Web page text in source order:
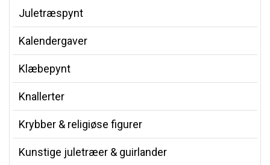
Juletræspynt
Kalendergaver
Klæbepynt
Knallerter
Krybber & religiøse figurer
Kunstige juletræer & guirlander